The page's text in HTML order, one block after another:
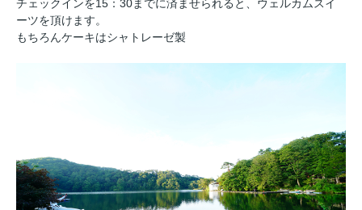
チェックインを15：30までに済ませられると、ウェルカムスイ
ーツを頂けます。
もちろんケーキはシャトレーゼ製